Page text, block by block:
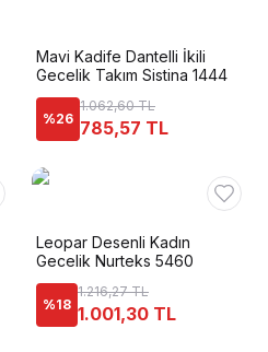
Mavi Kadife Dantelli İkili
Gecelik Takım Sistina 1444
%26
1.062,60 TL
785,57 TL
Leopar Desenli Kadın
Gecelik Nurteks 5460
%18
1.216,27 TL
1.001,30 TL